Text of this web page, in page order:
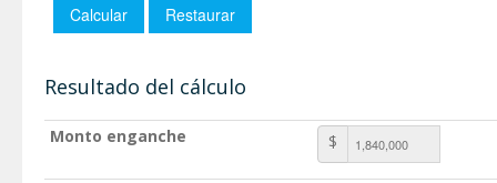
Resultado del cálculo
Monto enganche $